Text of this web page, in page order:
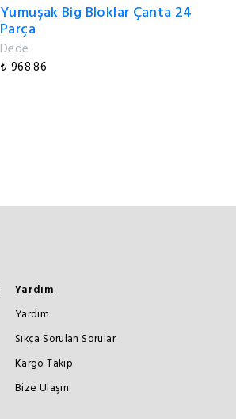
Yumuşak Big Bloklar Çanta 24
Parça
Dede
₺ 968.86
Yardım
Yardım
Sıkça Sorulan Sorular
Kargo Takip
Bize Ulaşın